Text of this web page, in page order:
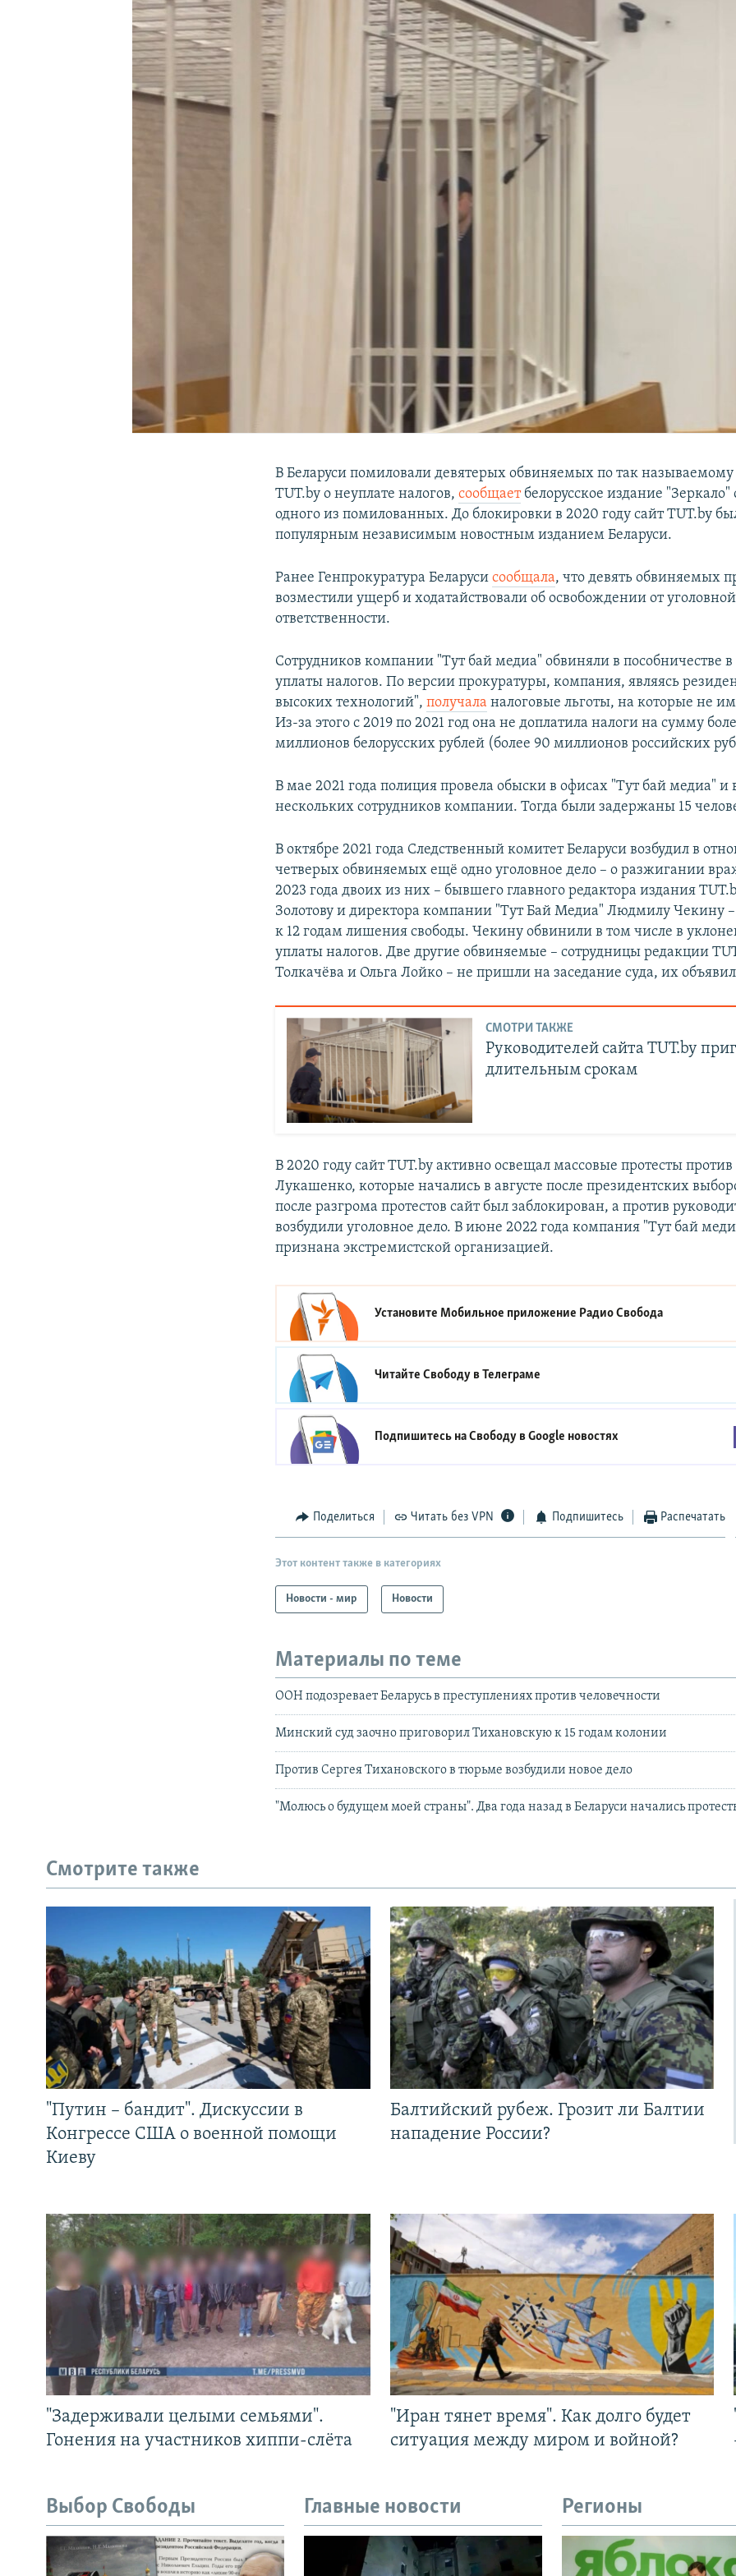
ПОДПИШИТЕСЬ НА РАССЫЛКУ
В Беларуси помиловали девятерых обвиняемых по так называемому
TUT.by о неуплате налогов,сообщаетбелорусское издание "Зеркало"
одного из помилованных. До блокировки в 2020 году сайт TUT.by
популярным независимым новостным изданием Беларуси.
Ранее Генпрокуратура Беларусисообщала, что девять обвиняемых
возместили ущерб и ходатайствовали об освобождении от уголовной
ответственности.
Сотрудников компании "Тут бай медиа" обвиняли в пособничестве
уплаты налогов. По версии прокуратуры, компания, являясь
высоких технологий",получала налоговые льготы, на которые не
Из-за этого с ​2019 по 2021 год она не доплатила налоги на сумму
миллионов белорусских рублей (более 90 миллионов российских
В мае 2021 года полиция провела обыски в офисах "Тут бай медиа" и
нескольких сотрудников компании. Тогда были задержаны 15
В октябре 2021 года Следственный комитет Беларуси возбудил в
четверых обвиняемых ещё одно уголовное дело – о разжигании
2023 года двоих из них – бывшего главного редактора издания
Золотову и директора компании "Тут Бай Медиа" Людмилу Чекину
к 12 годам лишения свободы. Чекину обвинили в том числе в
уплаты налогов. Две другие обвиняемые – сотрудницы редакции
Толкачёва и Ольга Лойко – не пришли на заседание суда, их
СМОТРИ ТАКЖЕ
Руководителей сайта TUT.by
длительным срокам
В 2020 году сайт TUT.by активно освещал массовые протесты
Лукашенко, которые начались в августе после президентских
после разгрома протестов сайт был заблокирован, а против
возбудили уголовное дело. В июне 2022 года компания "Тут бай
признана экстремистской организацией.
Установите Мобильное приложение Радио Свобода
Читайте Свободу вТелеграме
Подпишитесь на Свободу вGoogle новостях
Поделиться Читать без VPN Подпишитесь Распечатать
Этот контент также в категориях
Новости - мир Новости
Материалы по теме
ООН подозревает Беларусь в преступлениях против человечности
Минский суд заочно приговорил Тихановскую к 15 годам колонии
Против Сергея Тихановского в тюрьме возбудили новое дело
"Молюсь о будущем моей страны". Два года назад в Беларуси начались
Смотрите также
"Путин – бандит". Дискуссии в
Конгрессе США о военной помощи
Киеву
Балтийский рубеж. Грозит ли Балтии
нападение России?
"Задерживали целыми семьями".
Гонения на участников хиппи-слёта
"Иран тянет время". Как долго будет
ситуация между миром и войной?
Выбор Свободы Главные новости Регионы